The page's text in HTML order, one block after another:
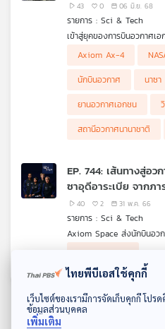
แผนที่
วิทยุ
ดาวน์โหลด Thai PBS Podcast Application
43 0 06 มิ.ย. 68
รายการ : Sci & Tech
เข้าสู่ยุคของการบินอวกาศเอ
แห่งนี้ที่จะส่งนักบินอวกาศพล
ชีวิตอยู่ในช่วงสั้น ๆ ด้วยกา
ขึ้นไป ถึงแม้จะเป็นการส่งม
นั้นคือนักบินอวกาศจากประ
Axiom Ax-4
นักบินอวกาศ
นาซา
ยานอวกาศเอกชน
สถานีอวกาศนานาชาติ
EP. 744: เส้นทางสู่อว
ซาอุดีอาระเบีย จากภ
40 2 31 พ.ค. 66
รายการ : Sci & Tech
Axiom Space ส่งนักบินอว
เป็นครั้งที่ 2 ในภารกิจ AX-
จากซาอุดีอาระเบีย 2 คน หนึ่
ซาอุดีอาระเบียคนแรกที่ขึ้นสู่
ที่นั่งในการไปอยู่บน ISS ด้ว
เรื่องราวอะไรซ่อนอยู่ บทบา
Axiom Space
ไทยพีบีเอสใช้คุกกี้
เว็บไซต์ของเรามีการจัดเก็บคุกกี้ โป
ข้อมูลส่วนบุคคล
เพิ่มเติม